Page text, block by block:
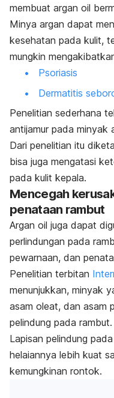
membuat argan oil
Minya argan dapat
kesehatan pada kulit,
mungkin
Psoriasis
Dermatitis
Penelitian sederhana
antijamur pada minyak
Dari penelitian itu
bisa juga mengatasi
pada kulit kepala.
Mencegah
penataan rambut
Argan oil juga dapat
perlindungan pada
pewarnaan, dan
Penelitian terbitan
menunjukkan, minyak
asam oleat, dan asam
pelindung pada rambut.
Lapisan pelindung
helaiannya lebih kuat
kemungkinan rontok.